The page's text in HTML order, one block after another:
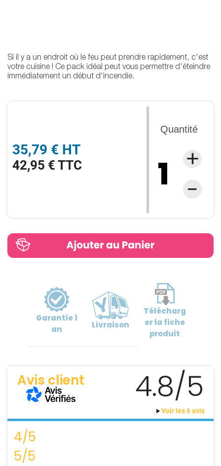
35,79 € HT
42,95 € TTC
Quantité
Si il y a un endroit où le feu peut prendre rapidement, c'est
votre cuisine ! Ce pack idéal peut vous permettre d'éteindre
immédiatement un début d'incendie.
Garantie1
an
Livraison
Télécharg
erla fiche
produit
Avis client 4.8/5
Voir les 6 avis
4/5
5/5